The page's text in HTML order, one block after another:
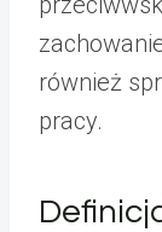
również
pracy.